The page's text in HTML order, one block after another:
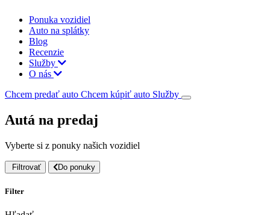
Ponuka vozidiel
Auto na splátky
Blog
Recenzie
Služby
O nás
Chcem predať auto Chcem kúpiť auto Služby
Autá na predaj
Vyberte si z ponuky našich vozidiel
Filtrovať Do ponuky
Filter